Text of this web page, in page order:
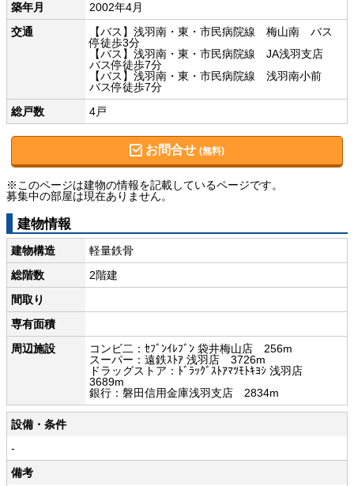
築年月
2002年4月
交通
【バス】浅羽南・東・市民病院線 梅山南 バス
停徒歩3分
【バス】浅羽南・東・市民病院線 JA浅羽支店
バス停徒歩7分
【バス】浅羽南・東・市民病院線 浅羽南小前
バス停徒歩7分
総戸数
4戸
お問合せ (無料)
※このページは建物の情報を記載しているページです。
募集中の部屋は現在ありません。
建物情報
建物構造
軽量鉄骨
総階数
2階建
間取り
専有面積
周辺施設
コンビ二：ｾﾌﾞﾝｲﾚﾌﾞﾝ 袋井梅山店 256m
スーパー：遠鉄ｽﾄｱ 浅羽店 3726m
ドラッグストア：ﾄﾞﾗｯｸﾞｽﾄｱﾏﾂﾓﾄｷﾖｼ 浅羽店
3689m
銀行：磐田信用金庫浅羽支店 2834m
設備・条件
-
備考